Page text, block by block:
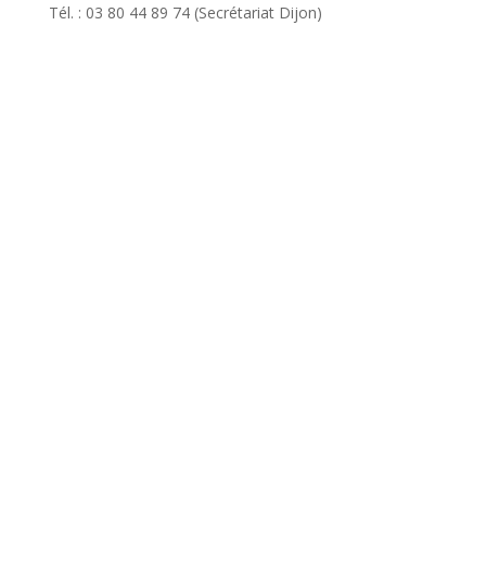
Tél. : 03 80 44 89 74 (Secrétariat Dijon)